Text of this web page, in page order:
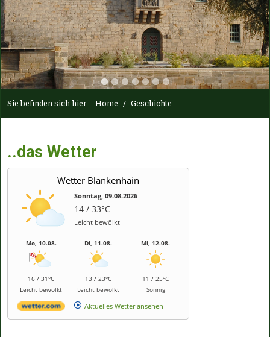
Sie befinden sich hier: Home / Geschichte
..das Wetter
Wetter Blankenhain
Sonntag, 09.08.2026
14 / 33°C
Leicht bewölkt
Mo, 10.08.
16 / 31°C
Leicht bewölkt
Di, 11.08.
13 / 23°C
Leicht bewölkt
Mi, 12.08.
11 / 25°C
Sonnig
Aktuelles Wetter ansehen